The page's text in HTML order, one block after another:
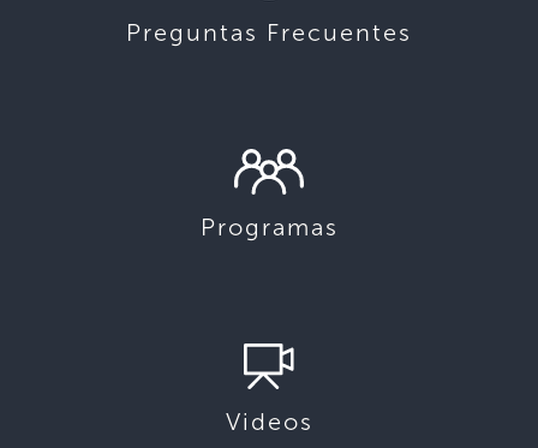
Preguntas Frecuentes
Programas
Videos